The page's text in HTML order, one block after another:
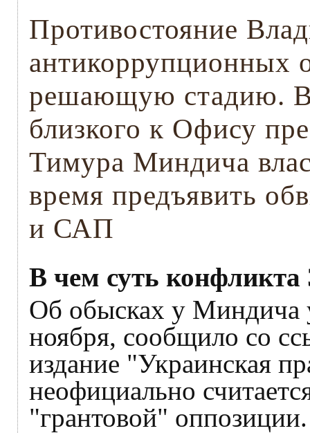
Противостояние
антикоррупционных
решающую стадию. В
близкого к Офису
Тимура Миндича
время предъявить
и САП
В чем суть
Об обысках у Миндича
ноября, сообщило со
издание "Украинская
неофициально
"грантовой" оппозиции.